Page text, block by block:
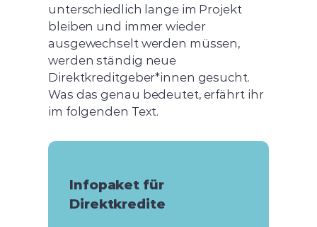
unterschiedlich lange im Projekt
bleiben und immer wieder
ausgewechselt werden müssen,
werden ständig neue
Direktkreditgeber*innen gesucht.
Was das genau bedeutet, erfährt ihr
im folgenden Text.
Infopaket für
Direktkredite